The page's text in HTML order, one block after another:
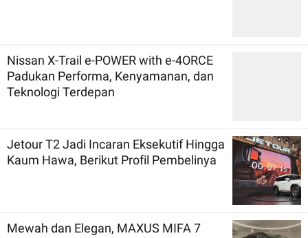
Nissan X-Trail e-POWER with e-4ORCE
Padukan Performa, Kenyamanan, dan
Teknologi Terdepan
Jetour T2 Jadi Incaran Eksekutif Hingga
Kaum Hawa, Berikut Profil Pembelinya
Mewah dan Elegan, MAXUS MIFA 7